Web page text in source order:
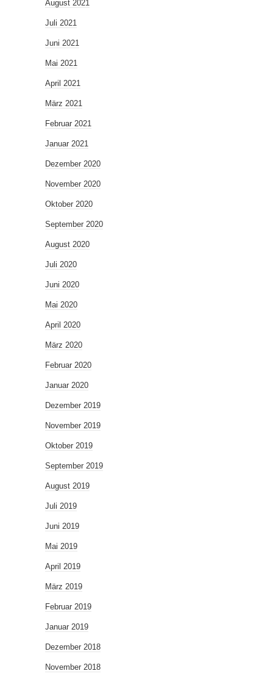
August 2021
Juli 2021
Juni 2021
Mai 2021
April 2021
März 2021
Februar 2021
Januar 2021
Dezember 2020
November 2020
Oktober 2020
September 2020
August 2020
Juli 2020
Juni 2020
Mai 2020
April 2020
März 2020
Februar 2020
Januar 2020
Dezember 2019
November 2019
Oktober 2019
September 2019
August 2019
Juli 2019
Juni 2019
Mai 2019
April 2019
März 2019
Februar 2019
Januar 2019
Dezember 2018
November 2018